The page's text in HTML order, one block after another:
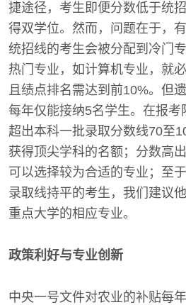
捷途径，考生即便分数低于统
得双学位。然而，问题在于，
统招线的考生会被分配到冷门
热门专业，如计算机专业，就
且绩点排名需达到前10%。但
每年仅能接纳5名学生。在报考
超出本科一批录取分数线70至
获得顶尖学科的名额；分数高
可以选择较为合适的专业；至
录取线持平的考生，我们建议
重点大学的相应专业。
政策利好与专业创新
中央一号文件对农业的补贴每